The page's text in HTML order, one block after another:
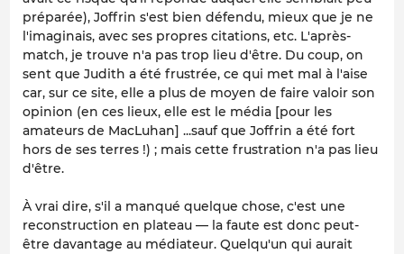
préparée), Joffrin s'est bien défendu, mieux que je ne
l'imaginais, avec ses propres citations, etc. L'après-
match, je trouve n'a pas trop lieu d'être. Du coup, on
sent que Judith a été frustrée, ce qui met mal à l'aise
car, sur ce site, elle a plus de moyen de faire valoir son
opinion (en ces lieux, elle est le média [pour les
amateurs de MacLuhan] ...sauf que Joffrin a été fort
hors de ses terres !) ; mais cette frustration n'a pas lieu
d'être.
À vrai dire, s'il a manqué quelque chose, c'est une
reconstruction en plateau — la faute est donc peut-
être davantage au médiateur. Quelqu'un qui aurait